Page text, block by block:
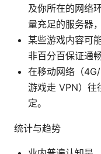
及你所在的网络
量充足的服务器
某些游戏内容可
非百分百保证通
在移动网络（
游戏走 VPN）往
定。
统计与趋势